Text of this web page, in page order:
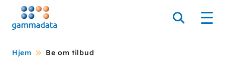
Hopp
hovedinnholdett
Søk
Hjem Be om tilbud